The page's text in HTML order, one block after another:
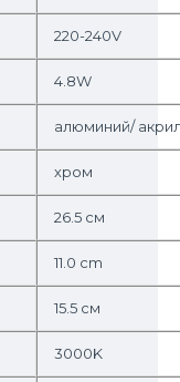
220-240V
4.8W
алюминий/
хром
26.5 см
11.0 cm
15.5 см
3000K